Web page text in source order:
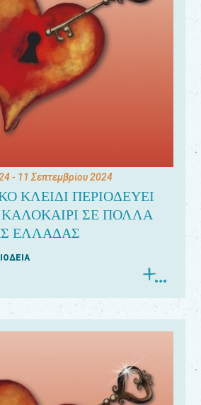
- 11 Σεπτεμβρίου 2024
ΚΛΕΙΔΙ ΠΕΡΙΟΔΕΥΕΙ
ΣΕ ΠΟΛΛΑ
ΕΛΛΑΔΑΣ